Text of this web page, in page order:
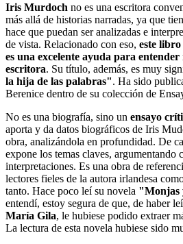
Iris Murdoch no es una escritora
más allá de historias narradas, ya que
hace que puedan ser analizadas e
de vista. Relacionado con eso, este
es una excelente ayuda para
escritora. Su título, además, es muy
la hija de las palabras". Ha sido
Berenice dentro de su colección de
No es una biografía, sino un ensayo
aporta y da datos biográficos de Iris
obra, analizándola en profundidad. De
expone los temas claves, argumentando
interpretaciones. Es una obra de
lectores fieles de la autora irlandesa
tanto. Hace poco leí su novela "Monjas
entendí, estoy segura de que, de haber
María Gila, le hubiese podido extraer
La lectura de esta novela hubiese sido